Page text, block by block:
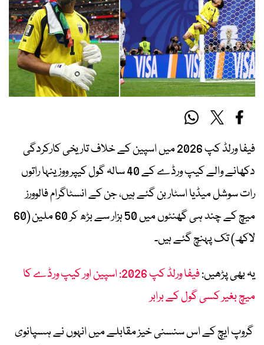
فیفا ورلڈ کپ 2026 میں اسپین کے خلاف تاریخی کارکردگی
دکھانے والے کیپ ورڈے کے 40 سالہ گول کیپر ووزینہا راتوں
رات سوشل میڈیا اسٹار بن گئے ہیں، جن کے انسٹاگرام فالوورز
میچ کے چند ہی گھنٹوں میں 50 ہزار سے بڑھ کر 60 ملین (60
لاکھ) تک پہنچ گئے ہیں۔
یہ بھی پڑھیں:
فیفا ورلڈ کپ 2026: اسپین اور کیپ ورڈے کا
میچ بغیر کسی گول کے برابر
گروپ ایچ کے اس سنسنی خیز مقابلے میں انہوں نے ہسپانوی